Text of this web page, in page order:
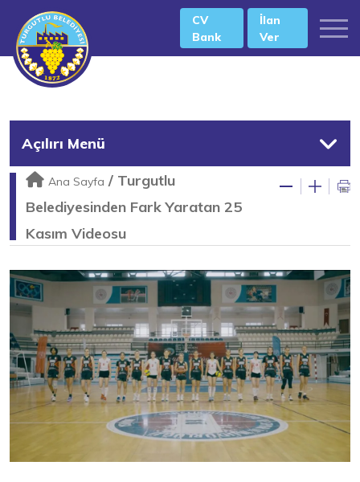
CV
Bank
İlan
Ver
Açılırı Menü
Ana Sayfa / Turgutlu
Belediyesinden Fark Yaratan 25
Kasım Videosu